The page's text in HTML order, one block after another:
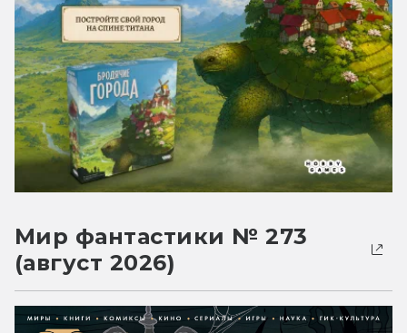
Мир фантастики № 273
(август 2026)